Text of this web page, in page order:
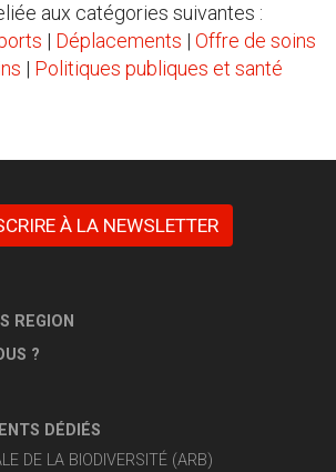
aux catégories suivantes :
| Déplacements | Offre de soins
| Politiques publiques et santé
À LA NEWSLETTER
REGION
?
DÉDIÉS
DE LA BIODIVERSITÉ (ARB)